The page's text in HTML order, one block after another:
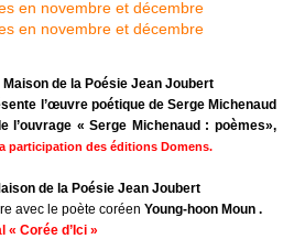
Maison de la Poésie Jean Joubert
l’œuvre poétique de Serge Michenaud
l’ouvrage « Serge Michenaud : poèmes»,
participation des éditions Domens.
de la Poésie Jean Joubert
avec le poète coréen Young-hoon Moun .
Corée d’Ici »